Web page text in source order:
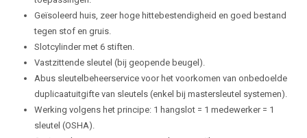
Geïsoleerd huis, zeer hoge hittebestendigheid en goed bestand
tegen stof en gruis.
Slotcylinder met 6 stiften.
Vastzittende sleutel (bij geopende beugel).
Abus sleutelbeheerservice voor het voorkomen van onbedoelde
duplicaatuitgifte van sleutels (enkel bij mastersleutel systemen).
Werking volgens het principe: 1 hangslot = 1 medewerker = 1
sleutel (OSHA).